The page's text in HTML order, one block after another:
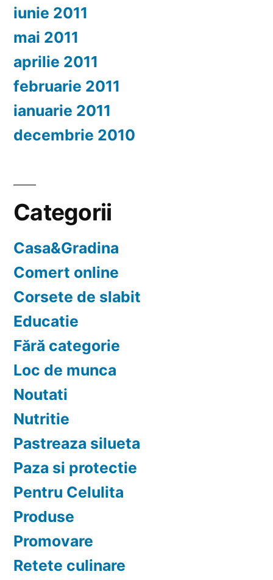
iunie 2011
mai 2011
aprilie 2011
februarie 2011
ianuarie 2011
decembrie 2010
Categorii
Casa&Gradina
Comert online
Corsete de slabit
Educatie
Fără categorie
Loc de munca
Noutati
Nutritie
Pastreaza silueta
Paza si protectie
Pentru Celulita
Produse
Promovare
Retete culinare